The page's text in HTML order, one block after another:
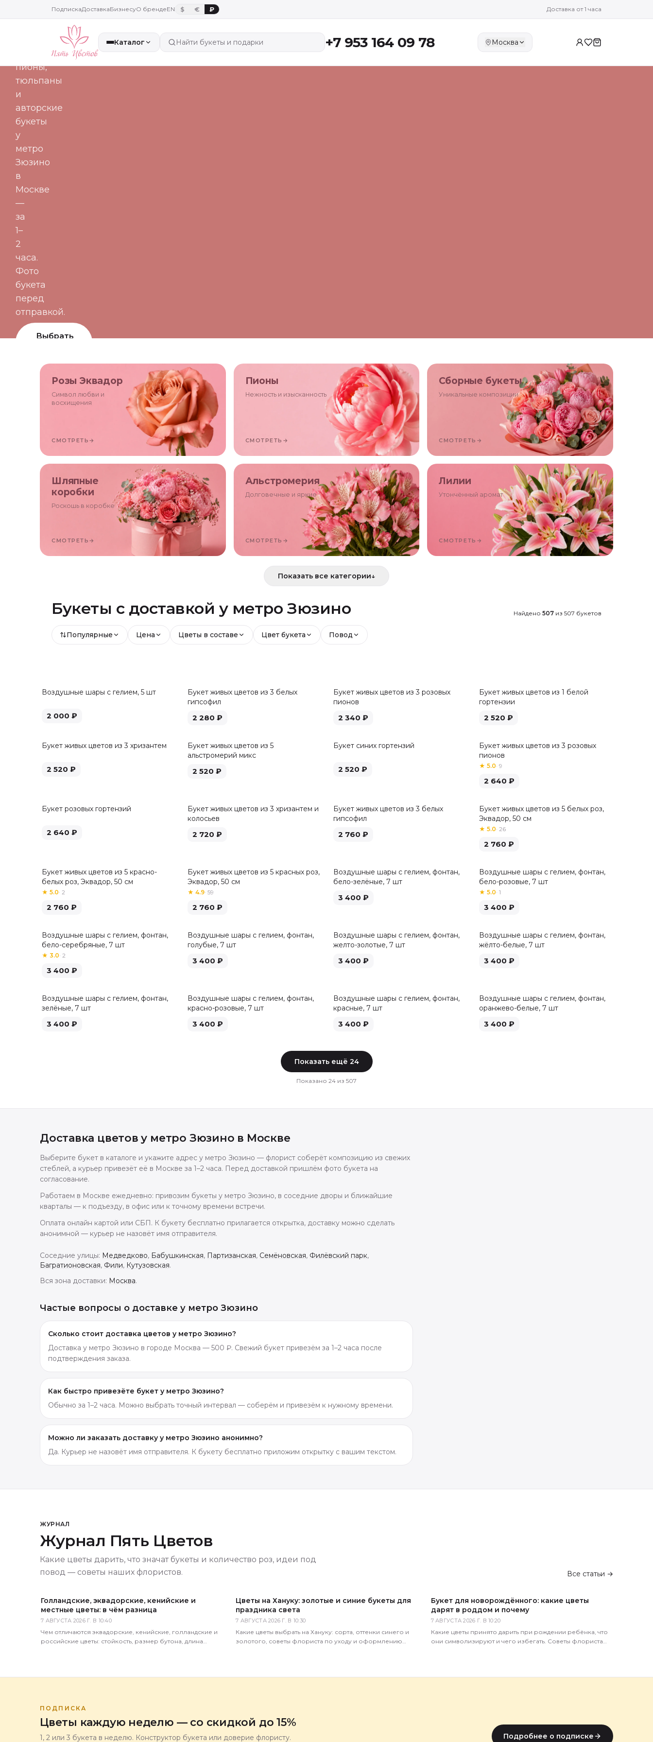
ПодпискаДоставкаБизнесуО брендеEN $ € ₽ Доставка от 1 часа
Каталог Найти букеты и подарки +7 953 164 09 78 Москва
часа
пионы,
тюльпаны
и
авторские
букеты
у
метро
Зюзино
в
Москве
—
за
1–
2
часа.
Фото
букета
перед
отправкой.
Выбрать
Цветы по
подписке
Розы Эквадор
Символ любви и
восхищения
СМОТРЕТЬ →
Пионы
Нежность и изысканность
СМОТРЕТЬ →
Сборные букеты
Уникальные композиции
СМОТРЕТЬ →
Шляпные
коробки
Роскошь в коробке
СМОТРЕТЬ →
Альстромерия
Долговечные и яркие
СМОТРЕТЬ →
Лилии
Утончённый аромат
СМОТРЕТЬ →
Показать все категории↓
Букеты с доставкой у метро Зюзино Найдено 507 из 507 букетов
Популярные Цена Цветы в составе Цвет букета Повод
Воздушные шары с гелием, 5 шт
2 000 ₽
Букет живых цветов из 3 белых
гипсофил
2 280 ₽
Букет живых цветов из 3 розовых
пионов
2 340 ₽
Букет живых цветов из 1 белой
гортензии
2 520 ₽
Букет живых цветов из 3 хризантем
2 520 ₽
Букет живых цветов из 5
альстромерий микс
2 520 ₽
Букет синих гортензий
2 520 ₽
Букет живых цветов из 3 розовых
пионов
★ 5.0· 9
2 640 ₽
Букет розовых гортензий
2 640 ₽
Букет живых цветов из 3 хризантем и
колосьев
2 720 ₽
Букет живых цветов из 3 белых
гипсофил
2 760 ₽
Хит
Букет живых цветов из 5 белых роз,
Эквадор, 50 см
★ 5.0· 26
2 760 ₽
Букет живых цветов из 5 красно-
белых роз, Эквадор, 50 см
★ 5.0· 2
2 760 ₽
Хит
Букет живых цветов из 5 красных роз,
Эквадор, 50 см
★ 4.9· 59
2 760 ₽
Воздушные шары с гелием, фонтан,
бело-зелёные, 7 шт
3 400 ₽
Воздушные шары с гелием, фонтан,
бело-розовые, 7 шт
★ 5.0· 1
3 400 ₽
Воздушные шары с гелием, фонтан,
бело-серебряные, 7 шт
★ 3.0· 2
3 400 ₽
Воздушные шары с гелием, фонтан,
голубые, 7 шт
3 400 ₽
Воздушные шары с гелием, фонтан,
желто-золотые, 7 шт
3 400 ₽
Воздушные шары с гелием, фонтан,
жёлто-белые, 7 шт
3 400 ₽
Воздушные шары с гелием, фонтан,
зелёные, 7 шт
3 400 ₽
Воздушные шары с гелием, фонтан,
красно-розовые, 7 шт
3 400 ₽
Воздушные шары с гелием, фонтан,
красные, 7 шт
3 400 ₽
Воздушные шары с гелием, фонтан,
оранжево-белые, 7 шт
3 400 ₽
Показать ещё 24
Показано 24 из 507
Доставка цветову метро Зюзино в Москве
Выберите букет в каталоге и укажите адрес у метро Зюзино — флорист соберёт композицию из свежих
стеблей, а курьер привезёт её в Москве за 1–2 часа. Перед доставкой пришлём фото букета на
согласование.
Работаем в Москве ежедневно: привозим букеты у метро Зюзино, в соседние дворы и ближайшие
кварталы — к подъезду, в офис или к точному времени встречи.
Оплата онлайн картой или СБП. К букету бесплатно прилагается открытка, доставку можно сделать
анонимной — курьер не назовёт имя отправителя.
Соседние улицы: Медведково, Бабушкинская, Партизанская, Семёновская, Филёвский парк,
Багратионовская, Фили, Кутузовская.
Вся зона доставки: Москва.
Частые вопросы о доставке у метро Зюзино
Сколько стоит доставка цветов у метро Зюзино?
Доставка у метро Зюзино в городе Москва — 500 ₽. Свежий букет привезём за 1–2 часа после
подтверждения заказа.
Как быстро привезёте букет у метро Зюзино?
Обычно за 1–2 часа. Можно выбрать точный интервал — соберём и привезём к нужному времени.
Можно ли заказать доставку у метро Зюзино анонимно?
Да. Курьер не назовёт имя отправителя. К букету бесплатно приложим открытку с вашим текстом.
ЖУРНАЛ
Журнал Пять Цветов
Какие цветы дарить, что значат букеты и количество роз, идеи под
повод — советы наших флористов.
Все статьи →
Голландские, эквадорские, кенийские и
местные цветы: в чём разница
7 АВГУСТА 2026 Г. В 10:40
Чем отличаются эквадорские, кенийские, голландские и
российские цветы: стойкость, размер бутона, длина
Цветы на Хануку: золотые и синие букеты для
праздника света
7 АВГУСТА 2026 Г. В 10:30
Какие цветы выбрать на Хануку: сорта, оттенки синего и
золотого, советы флориста по уходу и оформлению
Букет для новорождённого: какие цветы
дарят в роддом и почему
7 АВГУСТА 2026 Г. В 10:20
Какие цветы принято дарить при рождении ребёнка, что
они символизируют и чего избегать. Советы флориста
ПОДПИСКА
Цветы каждую неделю — со скидкой до 15%
1, 2 или 3 букета в неделю. Конструктор букета или доверие флористу. Подробнее о подписке